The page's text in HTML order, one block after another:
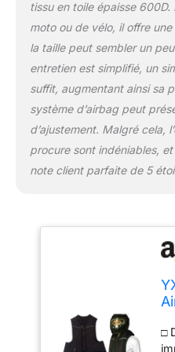
□
à
tissu en toile épaisse
moto ou de vélo, il offre
la taille peut sembler un
entretien est simplifié, un
suffit, augmentant ainsi sa
système d’airbag peut
d’ajustement. Malgré cela,
procure sont indéniables,
note client parfaite de 5
□